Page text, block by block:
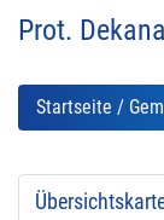
Prot.
Startseite /